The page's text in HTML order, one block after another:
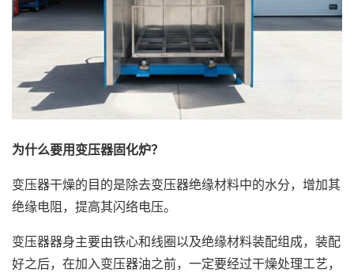
为什么要用变压器固化炉？
变压器干燥的目的是除去变压器绝缘材料中的水分，增加其
绝缘电阻，提高其闪络电压。
变压器器身主要由铁心和线圈以及绝缘材料装配组成，装配
好之后，在加入变压器油之前，一定要经过干燥处理工艺，